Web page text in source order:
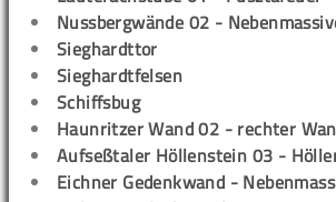
Nussbergwände 02 -
Sieghardttor
Sieghardtfelsen
Schiffsbug
Haunritzer Wand 02 - rechter
Aufseßtaler Höllenstein 03 -
Eichner Gedenkwand -